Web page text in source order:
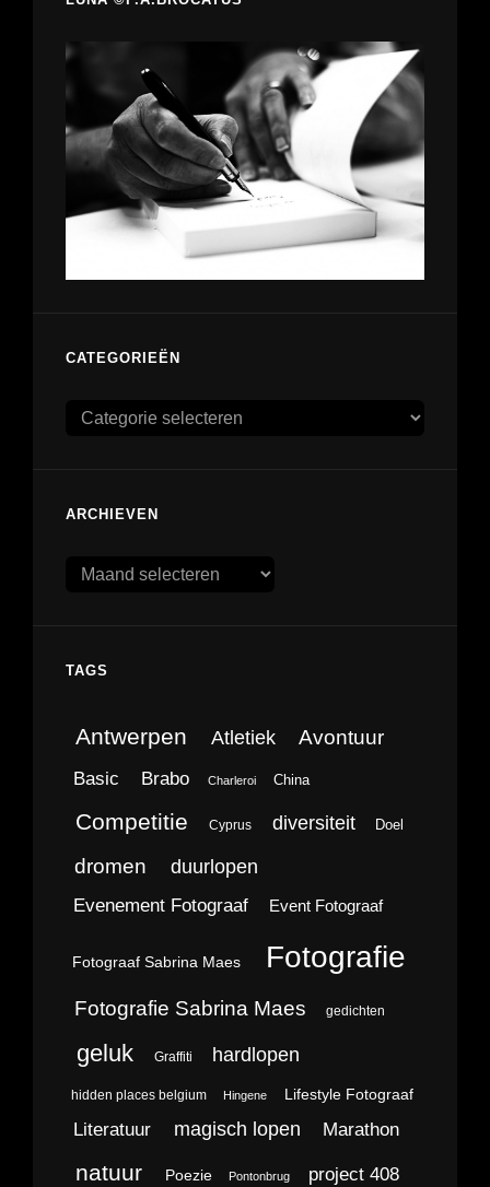
CATEGORIEËN
Categorieën
ARCHIEVEN
Archieven
TAGS
Antwerpen Atletiek Avontuur
Basic Brabo Charleroi China
Competitie Cyprus diversiteit Doel
dromen duurlopen
Evenement Fotograaf Event Fotograaf
Fotograaf Sabrina Maes Fotografie
Fotografie Sabrina Maes gedichten
geluk Graffiti hardlopen
hidden places belgium Hingene Lifestyle Fotograaf
Literatuur magisch lopen Marathon
natuur Poezie Pontonbrug project 408